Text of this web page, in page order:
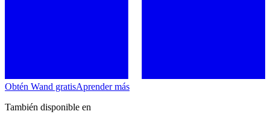
Obtén Wand gratisAprender más
También disponible en